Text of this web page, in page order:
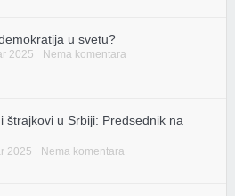
u svetu?
2025 Nema komentara
štrajkovi u Srbiji: Predsednik na
2025 Nema komentara